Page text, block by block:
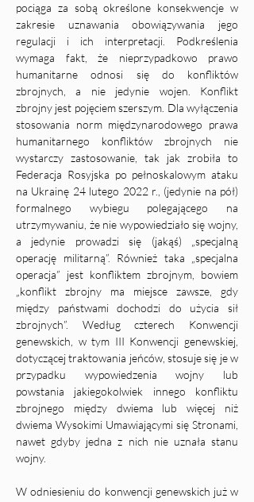
pociąga za sobą określone konsekwencje w
zakresie uznawania obowiązywania jego
regulacji i ich interpretacji. Podkreślenia
wymaga fakt, że nieprzypadkowo prawo
humanitarne odnosi się do konfliktów
zbrojnych, a nie jedynie wojen. Konflikt
zbrojny jest pojęciem szerszym. Dla wyłączenia
stosowania norm międzynarodowego prawa
humanitarnego konfliktów zbrojnych nie
wystarczy zastosowanie, tak jak zrobiła to
Federacja Rosyjska po pełnoskalowym ataku
na Ukrainę 24 lutego 2022 r., (jedynie na pół)
formalnego wybiegu polegającego na
utrzymywaniu, że nie wypowiedziało się wojny,
a jedynie prowadzi się (jakąś) „specjalną
operację militarną”. Również taka „specjalna
operacja” jest konfliktem zbrojnym, bowiem
„konflikt zbrojny ma miejsce zawsze, gdy
między państwami dochodzi do użycia sił
zbrojnych”. Według czterech Konwencji
genewskich, w tym III Konwencji genewskiej,
dotyczącej traktowania jeńców, stosuje się je w
przypadku wypowiedzenia wojny lub
powstania jakiegokolwiek innego konfliktu
zbrojnego między dwiema lub więcej niż
dwiema Wysokimi Umawiającymi się Stronami,
nawet gdyby jedna z nich nie uznała stanu
wojny.
W odniesieniu do konwencji genewskich już w